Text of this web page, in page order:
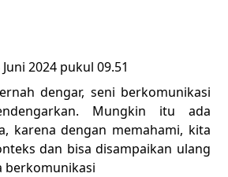
Juni 2024 pukul 09.51
dengar, seni berkomunikasi
Mungkin itu ada
karena dengan memahami, kita
dan bisa disampaikan ulang
berkomunikasi